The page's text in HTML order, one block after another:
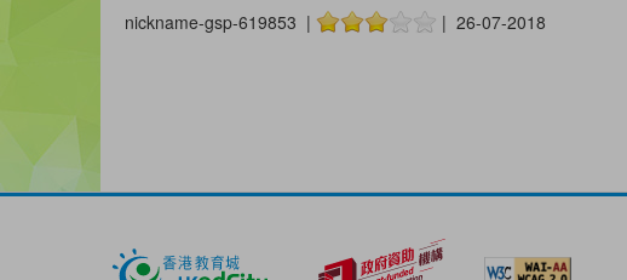
nickname-gsp-619853 | | 26-07-2018